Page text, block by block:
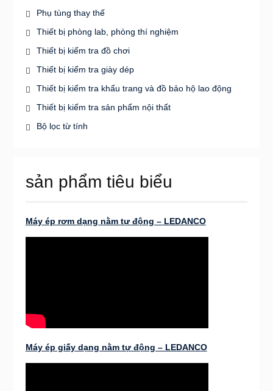
Phụ tùng thay thế
Thiết bị phòng lab, phòng thí nghiệm
Thiết bị kiểm tra đồ chơi
Thiết bị kiểm tra giày dép
Thiết bị kiểm tra khẩu trang và đồ bảo hộ lao động
Thiết bị kiểm tra sản phẩm nội thất
Bộ lọc từ tính
sản phẩm tiêu biểu
Máy ép rơm dạng nằm tự động – LEDANCO
Máy ép giấy dạng nằm tự động – LEDANCO